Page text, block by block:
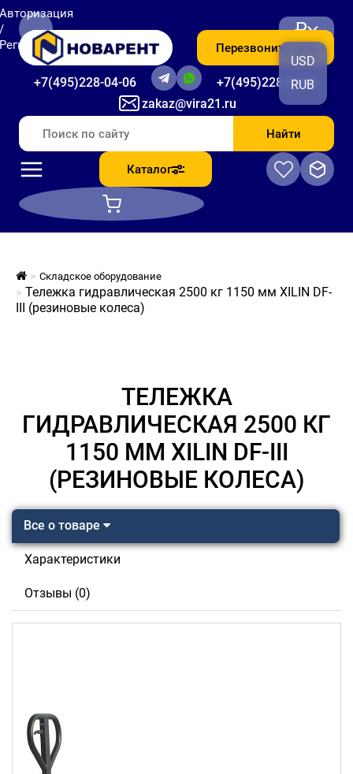
zakaz@vira21.ru
+7(495)228-04-06 +7(495)228-06-56
Перезвоните мне
₽
USD
RUB
Найти
Каталог
Складское оборудование
Тележка гидравлическая 2500 кг 1150 мм XILIN DF-
III (резиновые колеса)
ТЕЛЕЖКА
ГИДРАВЛИЧЕСКАЯ 2500 КГ
1150 ММ XILIN DF-III
(РЕЗИНОВЫЕ КОЛЕСА)
Все о товаре
Характеристики
Отзывы (0)